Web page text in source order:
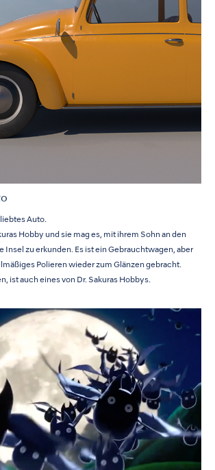
Auto.
Hobby und sie mag es, mit ihrem Sohn an den
Insel zu erkunden. Es ist ein Gebrauchtwagen, aber
Polieren wieder zum Glänzen gebracht.
ist auch eines von Dr. Sakuras Hobbys.